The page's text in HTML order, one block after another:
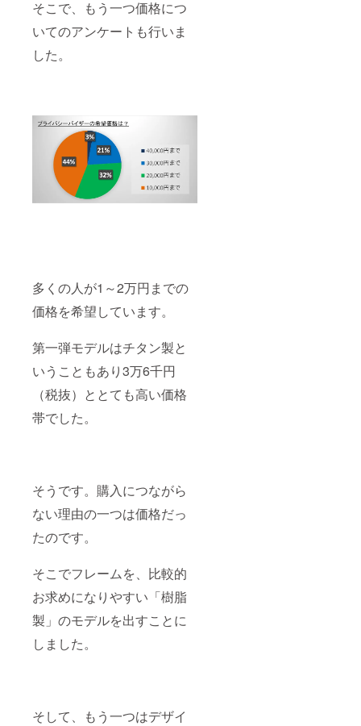
そこで、もう一つ価格につ
いてのアンケートも行いま
した。
多くの人が1～2万円までの
価格を希望しています。
第一弾モデルはチタン製と
いうこともあり3万6千円
（税抜）ととても高い価格
帯でした。
そうです。購入につながら
ない理由の一つは価格だっ
たのです。
そこでフレームを、比較的
お求めになりやすい「樹脂
製」のモデルを出すことに
しました。
そして、もう一つはデザイ